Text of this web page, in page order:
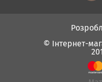
© Інтернет-